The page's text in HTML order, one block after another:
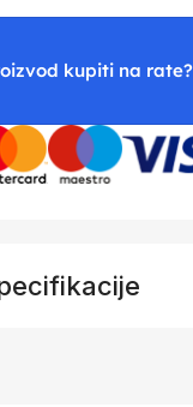
kupiti na rate?